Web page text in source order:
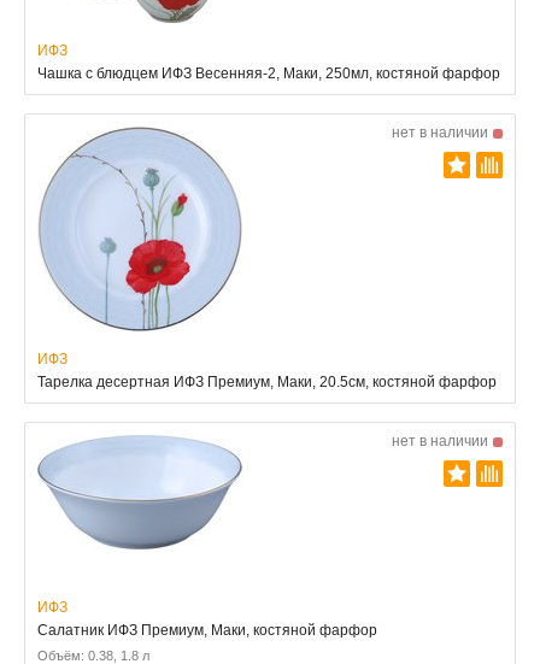
ИФЗ
Чашка с блюдцем ИФЗ Весенняя-2, Маки, 250мл, костяной фарфор
нет в наличии
ИФЗ
Тарелка десертная ИФЗ Премиум, Маки, 20.5см, костяной фарфор
нет в наличии
ИФЗ
Салатник ИФЗ Премиум, Маки, костяной фарфор
Объём: 0.38, 1.8 л